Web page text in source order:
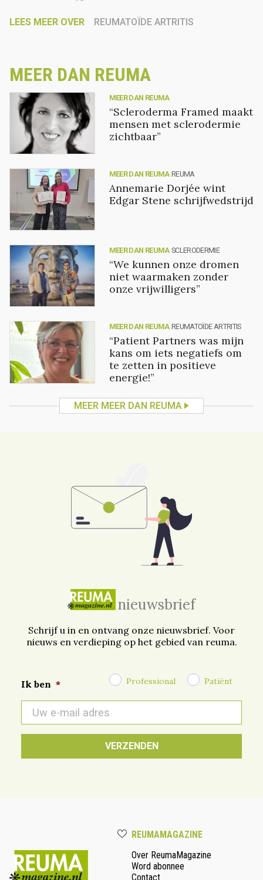
LEES MEER OVER REUMATOÏDE ARTRITIS
MEER DAN REUMA
MEER DAN REUMA
“Scleroderma Framed maakt
mensen met sclerodermie
zichtbaar”
MEER DAN REUMA REUMA
Annemarie Dorjée wint
Edgar Stene schrijfwedstrijd
MEER DAN REUMA SCLERODERMIE
“We kunnen onze dromen
niet waarmaken zonder
onze vrijwilligers”
MEER DAN REUMA REUMATOÏDE ARTRITIS
“Patient Partners was mijn
kans om iets negatiefs om
te zetten in positieve
energie!”
MEER MEER DAN REUMA
nieuwsbrief
Schrijf u in en ontvang onze nieuwsbrief. Voor
nieuws en verdieping op het gebied van reuma.
Ik ben * Professional Patiënt
mail
*
REUMAMAGAZINE
Over ReumaMagazine
Word abonnee
Contact